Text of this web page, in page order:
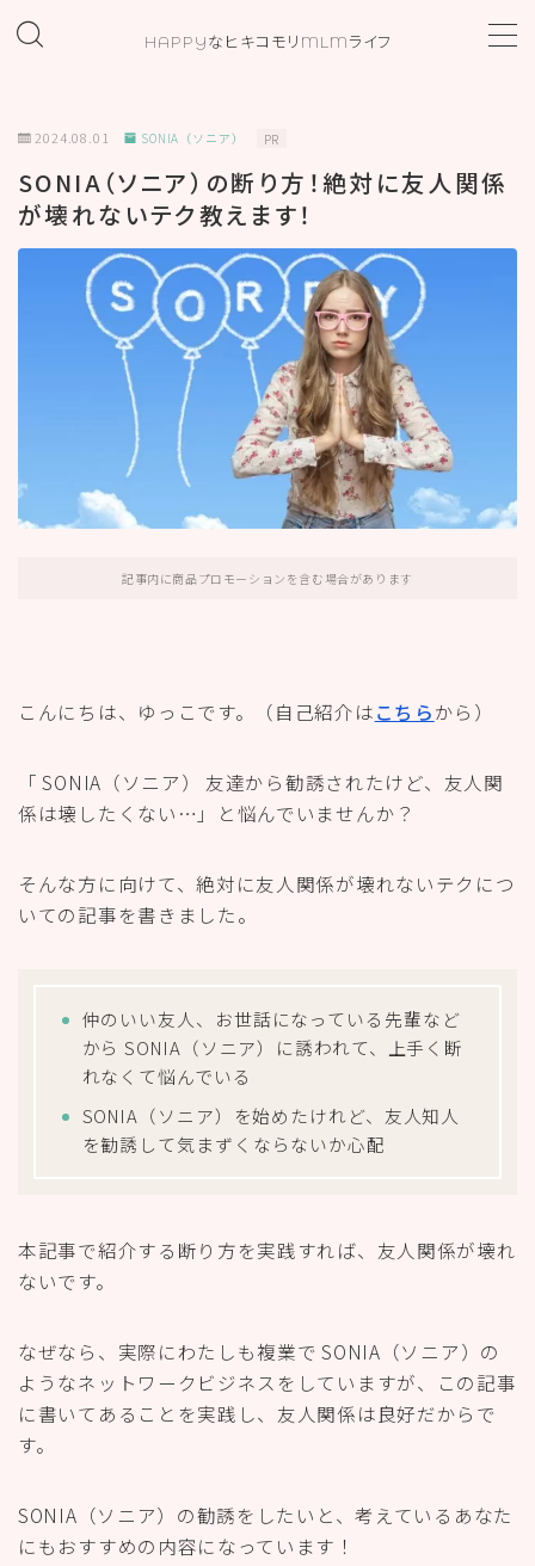
HAPPYなヒキコモリMLMライフ
プロフィール
お問い合わせ
カテゴリー
2024.08.01 SONIA（ソニア） PR
SONIA（ソニア）の断り方！絶対に友人関係
が壊れないテク教えます！
記事内に商品プロモーションを含む場合があります
こんにちは、ゆっこです。（自己紹介はこちらから）
「 SONIA（ソニア） 友達から勧誘されたけど、友人関
係は壊したくない…」と悩んでいませんか？
そんな方に向けて、絶対に友人関係が壊れないテクにつ
いての記事を書きました。
仲のいい友人、お世話になっている先輩など
から SONIA（ソニア）に誘われて、上手く断
れなくて悩んでいる
SONIA（ソニア）を始めたけれど、友人知人
を勧誘して気まずくならないか心配
本記事で紹介する断り方を実践すれば、友人関係が壊れ
ないです。
なぜなら、実際にわたしも複業で SONIA（ソニア）の
ようなネットワークビジネスをしていますが、この記事
に書いてあることを実践し、友人関係は良好だからで
す。
SONIA（ソニア）の勧誘をしたいと、考えているあなた
にもおすすめの内容になっています！